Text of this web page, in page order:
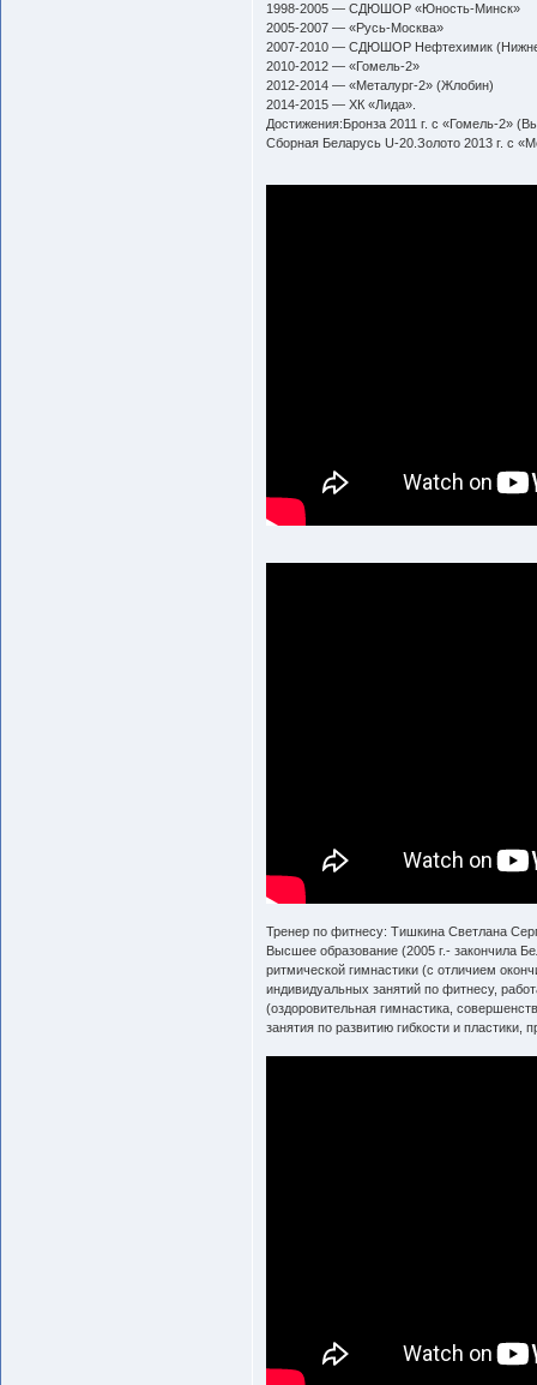
1998-2005 — СДЮШОР «Юность-Минск»
2005-2007 — «Русь-Москва»
2007-2010 — СДЮШОР Нефтехимик
2010-2012 — «Гомель-2»
2012-2014 — «Металург-2» (Жлобин)
2014-2015 — ХК «Лида».
Достижения:Бронза 2011 г. с «Гомель-2»
Сборная Беларусь U-20.Золото 2013 г. с
Тренер по фитнесу: Тишкина Светлана
Высшее образование (2005 г.- закончила
ритмической гимнастики (с отличием
индивидуальных занятий по фитнесу,
(оздоровительная гимнастика,
занятия по развитию гибкости и